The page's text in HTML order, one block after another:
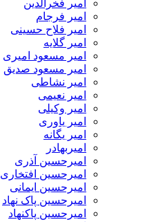
امیر فخرالدین
امیر فرجام
امیر فلاح حسینی
امیر گلایه
امیر مسعود امیری
امیر مسعود صدیق
امیر نشاطی
امیر نعیمی
امیر وکیلی
امیر یاوری
امیر یگانه
امیربهادر
امیرحسین آذری
امیرحسین افتخاری
امیرحسین ایمانی
امیرحسین پاک نهاد
امیرحسین پاکنهاد